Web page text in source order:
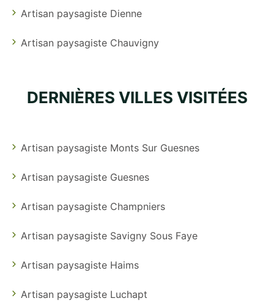
Artisan paysagiste Dienne
Artisan paysagiste Chauvigny
DERNIÈRES VILLES VISITÉES
Artisan paysagiste Monts Sur Guesnes
Artisan paysagiste Guesnes
Artisan paysagiste Champniers
Artisan paysagiste Savigny Sous Faye
Artisan paysagiste Haims
Artisan paysagiste Luchapt